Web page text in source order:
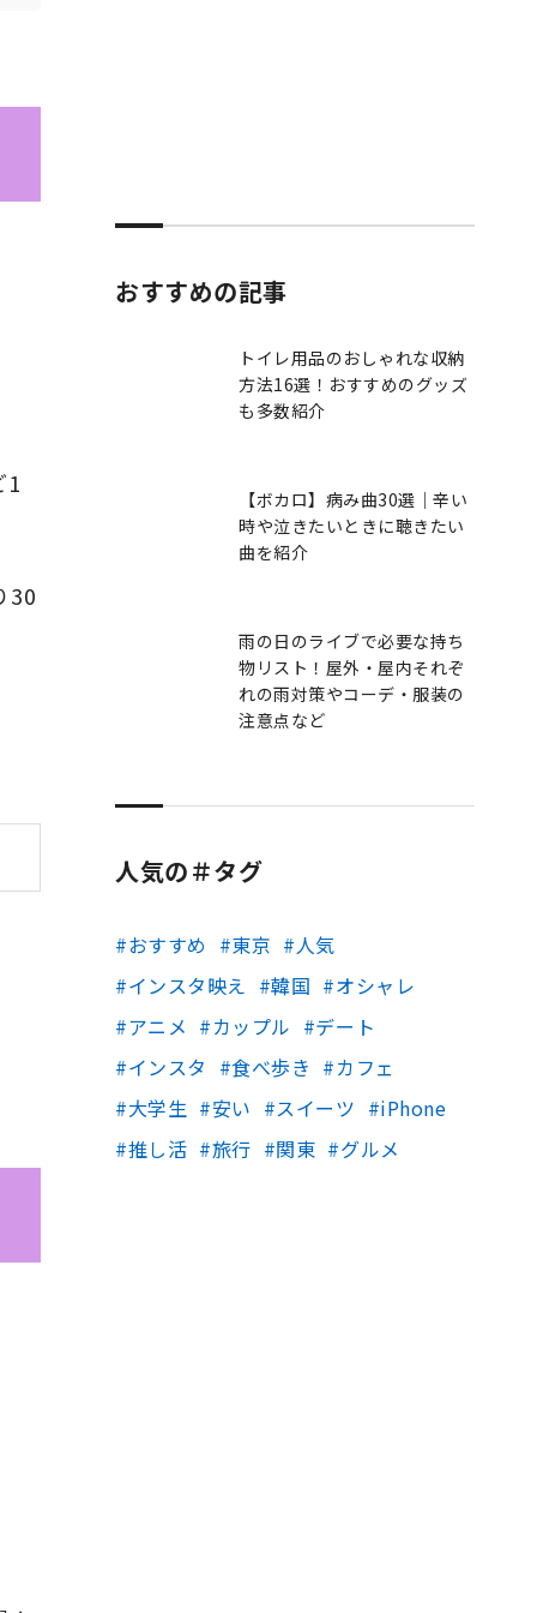
1
30
おすすめの記事
トイレ用品のおしゃれな収納
方法16選！おすすめのグッズ
も多数紹介
【ボカロ】病み曲30選｜辛い
時や泣きたいときに聴きたい
曲を紹介
雨の日のライブで必要な持ち
物リスト！屋外・屋内それぞ
れの雨対策やコーデ・服装の
注意点など
人気の＃タグ
おすすめ 東京
人気
インスタ映え
韓国
オシャレ
アニメ
カップル
デート
インスタ
食べ歩き
カフェ
大学生
安い スイーツ
iPhone
推し活
旅行 関東 グルメ